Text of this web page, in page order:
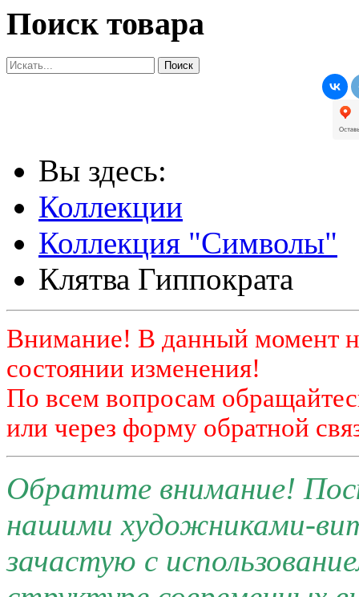
Поиск товара
Вы здесь:
Коллекции
Коллекция "Символы"
Клятва Гиппократа
Внимание! В данный момент
состоянии изменения!
По всем вопросам
или через форму обратной
Обратите внимание!
нашими художниками-
зачастую с